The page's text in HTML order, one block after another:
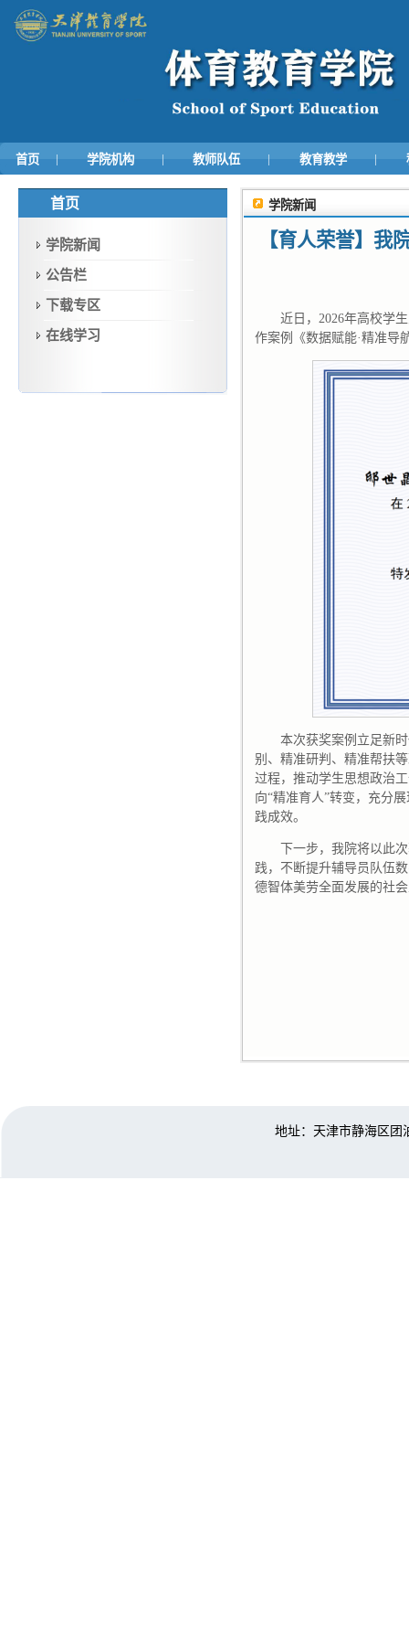
首页 | 学院机构 | 教师队伍 | 教育教学 |
首页
学院新闻
公告栏
下载专区
在线学习
学院新闻
【育人荣誉】我
近日，2026年高校学
作案例《数据赋能·精准导
本次获奖案例立足新
别、精准研判、精准帮扶
过程，推动学生思想政治
向“精准育人”转变，充分
践成效。
下一步，我院将以此
践，不断提升辅导员队伍
德智体美劳全面发展的社
地址：天津市静海区团